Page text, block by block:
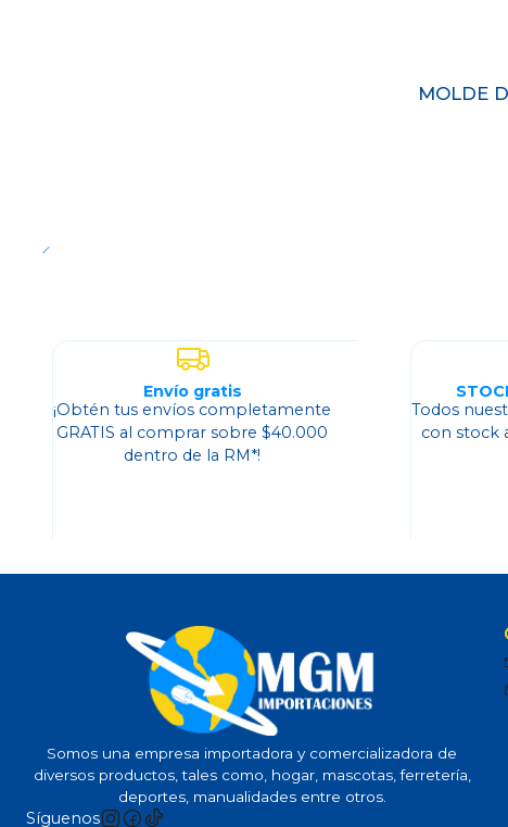
MOLDE
Envío gratis
¡Obtén tus envíos completamente
GRATIS al comprar sobre $40.000
dentro de la RM*!
Todos
con stock
Somos una empresa importadora y comercializadora de
diversos productos, tales como, hogar, mascotas, ferretería,
deportes, manualidades entre otros.
Síguenos